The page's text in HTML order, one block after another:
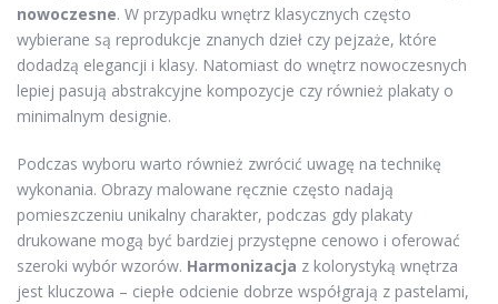
nowoczesne. W przypadku wnętrz klasycznych często
wybierane są reprodukcje znanych dzieł czy pejzaże, które
dodadzą elegancji i klasy. Natomiast do wnętrz nowoczesnych
lepiej pasują abstrakcyjne kompozycje czy również plakaty o
minimalnym designie.
Podczas wyboru warto również zwrócić uwagę na technikę
wykonania. Obrazy malowane ręcznie często nadają
pomieszczeniu unikalny charakter, podczas gdy plakaty
drukowane mogą być bardziej przystępne cenowo i oferować
szeroki wybór wzorów. Harmonizacja z kolorystyką wnętrza
jest kluczowa – ciepłe odcienie dobrze współgrają z pastelami,